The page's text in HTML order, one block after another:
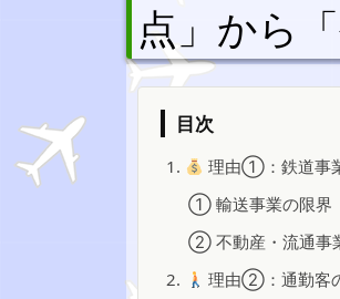
点」から
目次
1.
理由①：鉄道事
① 輸送事業の限界
② 不動産・流通事
2.
理由②：通勤客